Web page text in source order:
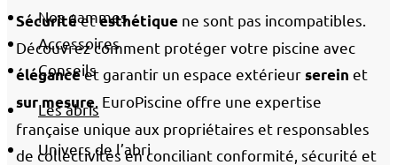
Nos gammes
Accessoires
Conseils
Les abris
Univers de l’abri
Sécuritéetesthétique ne sont pas incompatibles.
Découvrez comment protéger votre piscine avec
éléganceet garantir un espace extérieurserein et
sur mesure . EuroPiscine offre une expertise
française unique aux propriétaires et responsables
de collectivités en conciliant conformité, sécurité et